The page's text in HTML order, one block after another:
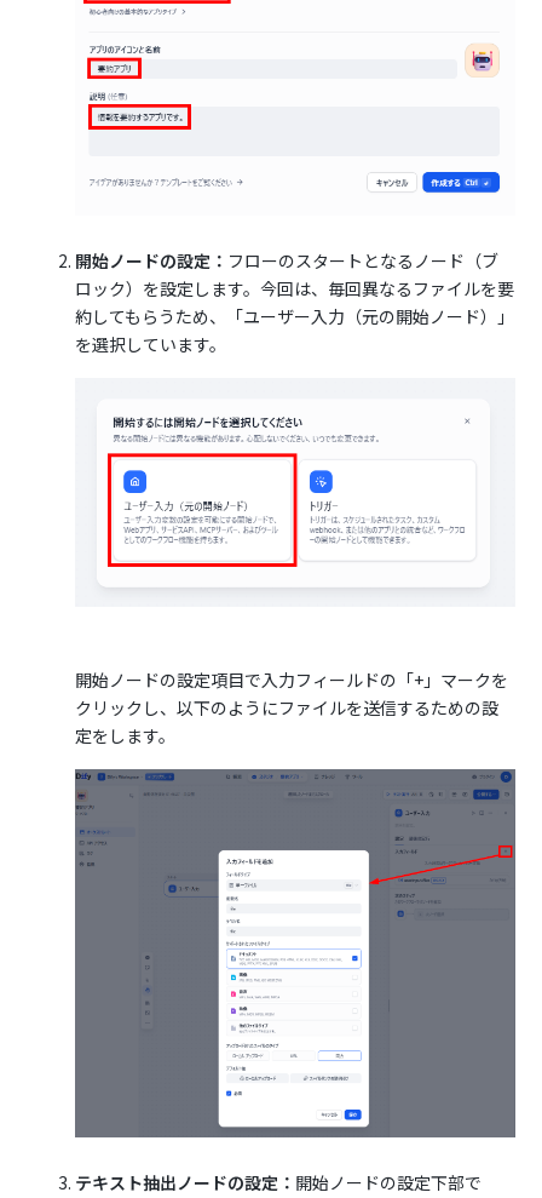
開始ノードの設定： フローのスタートとなるノード（ブ
ロック）を設定します。今回は、毎回異なるファイルを要
約してもらうため、「ユーザー入力（元の開始ノード）」
を選択しています。
開始ノードの設定項目で入力フィールドの「+」マークを
クリックし、以下のようにファイルを送信するための設
定をします。
テキスト抽出ノードの設定： 開始ノードの設定下部で